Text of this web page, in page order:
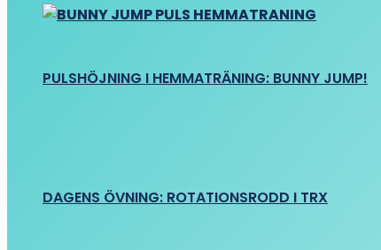
PULSHÖJNING I HEMMATRÄNING: BUNNY JUMP!
DAGENS ÖVNING: ROTATIONSRODD I TRX